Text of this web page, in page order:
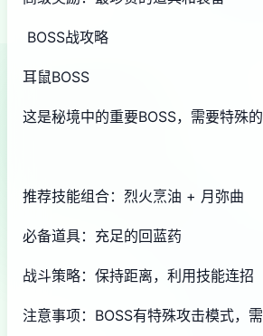
BOSS战攻略
耳鼠BOSS
这是秘境中的重要BOSS，需要特殊的
推荐技能组合：烈火烹油 + 月弥曲
必备道具：充足的回蓝药
战斗策略：保持距离，利用技能连招
注意事项：BOSS有特殊攻击模式，